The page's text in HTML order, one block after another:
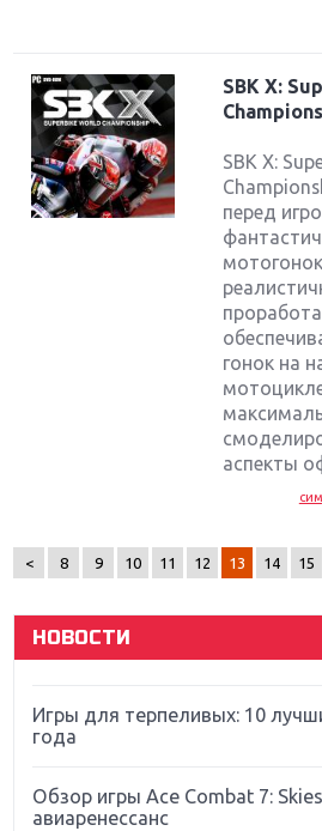
SBK X:
SBK X:
перед
гонок на
аспекты
< 8 9 10 11 12 13 14 15
НОВОСТИ
Крупнейшие релизы мая:
Новинки для Nintendo Switch:
Far Cry 5: хвалить нельзя
Игры для терпеливых: 10
года
Обзор игры Ace Combat 7:
авиаренессанс